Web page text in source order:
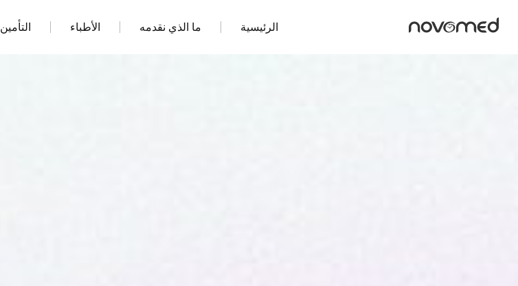
الرئيسية ما الذي نقدمه الأطباء التأمين